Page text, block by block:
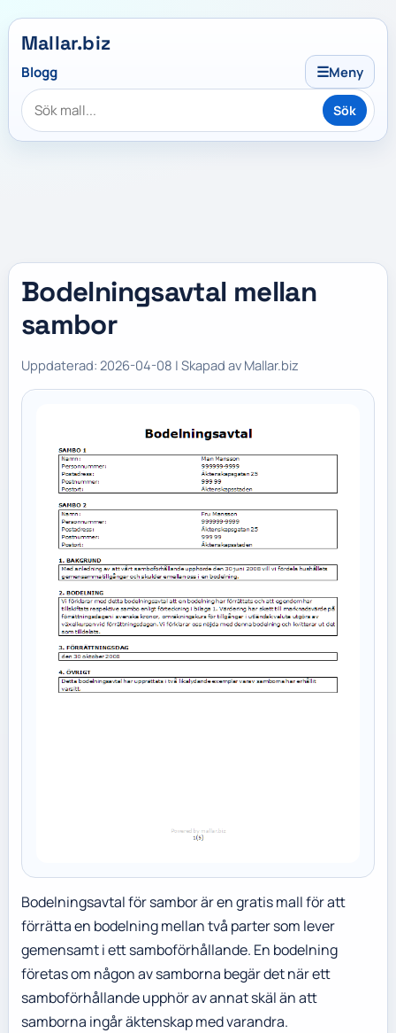
Mallar.biz
Blogg ☰Meny
Sök
Bodelningsavtal mellan
sambor
Uppdaterad: 2026-04-08 | Skapad av Mallar.biz
Bodelningsavtal för sambor är en gratis mall för att
förrätta en bodelning mellan två parter som lever
gemensamt i ett samboförhållande. En bodelning
företas om någon av samborna begär det när ett
samboförhållande upphör av annat skäl än att
samborna ingår äktenskap med varandra.